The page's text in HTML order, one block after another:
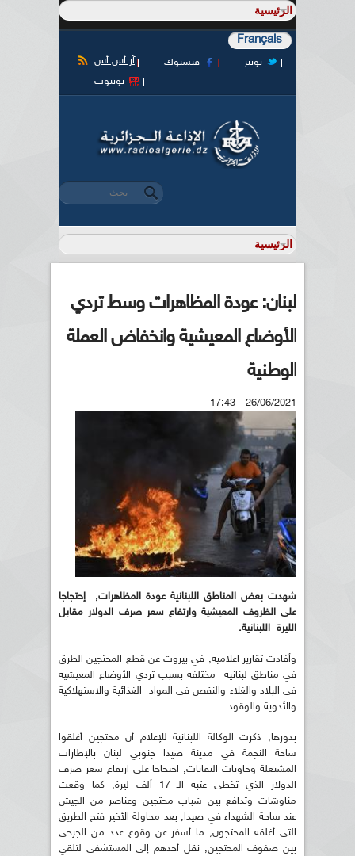
Français
آر أس أس فيسبوك
تويتر
يوتيوب
استمارة البحث
‏بحث ‏
لبنان: عودة المظاهرات وسط تردي
الأوضاع المعيشية وانخفاض العملة
الوطنية
26/06/2021 - 17:43
شهدت بعض المناطق اللبنانية عودة المظاهرات, إحتجاجا
على الظروف المعيشية وارتفاع سعر صرف الدولار مقابل
الليرة اللبنانية.
وأفادت تقارير اعلامية, في بيروت عن قطع المحتجين الطرق
في مناطق لبنانية مختلفة بسبب تردي الأوضاع المعيشية
في البلاد والغلاء والنقص في المواد الغذائية والاستهلاكية
والأدوية والوقود.
بدورها, ذكرت الوكالة اللبنانية للإعلام أن محتجين أغلقوا
ساحة النجمة في مدينة صيدا جنوبي لبنان بالإطارات
المشتعلة وحاويات النفايات, احتجاجا على ارتفاع سعر صرف
الدولار الذي تخطى عتبة الـ 17 ألف ليرة, كما وقعت
مناوشات وتدافع بين شباب محتجين وعناصر من الجيش
عند ساحة الشهداء في صيدا, بعد محاولة الأخير فتح الطريق
التي أغلقه المحتجون, ما أسفر عن وقوع عدد من الجرحى
بين صفوف المحتجين, نقل أحدهم إلى المستشفى لتلقي